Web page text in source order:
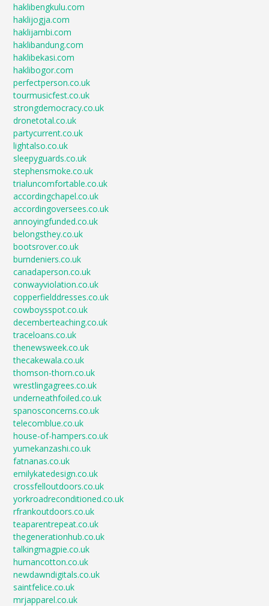
haklibengkulu.com
haklijogja.com
haklijambi.com
haklibandung.com
haklibekasi.com
haklibogor.com
perfectperson.co.uk
tourmusicfest.co.uk
strongdemocracy.co.uk
dronetotal.co.uk
partycurrent.co.uk
lightalso.co.uk
sleepyguards.co.uk
stephensmoke.co.uk
trialuncomfortable.co.uk
accordingchapel.co.uk
accordingoversees.co.uk
annoyingfunded.co.uk
belongsthey.co.uk
bootsrover.co.uk
burndeniers.co.uk
canadaperson.co.uk
conwayviolation.co.uk
copperfielddresses.co.uk
cowboysspot.co.uk
decemberteaching.co.uk
traceloans.co.uk
thenewsweek.co.uk
thecakewala.co.uk
thomson-thorn.co.uk
wrestlingagrees.co.uk
underneathfoiled.co.uk
spanosconcerns.co.uk
telecomblue.co.uk
house-of-hampers.co.uk
yumekanzashi.co.uk
fatnanas.co.uk
emilykatedesign.co.uk
crossfelloutdoors.co.uk
yorkroadreconditioned.co.uk
rfrankoutdoors.co.uk
teaparentrepeat.co.uk
thegenerationhub.co.uk
talkingmagpie.co.uk
humancotton.co.uk
newdawndigitals.co.uk
saintfelice.co.uk
mrjapparel.co.uk